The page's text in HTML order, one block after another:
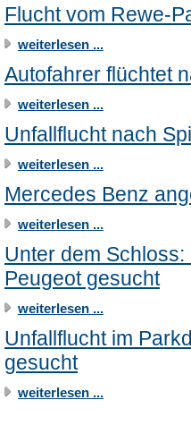
Flucht vom Rewe-
weiterlesen ...
Autofahrer flüchtet
weiterlesen ...
Unfallflucht nach
weiterlesen ...
Mercedes Benz
weiterlesen ...
Unter dem
Peugeot gesucht
weiterlesen ...
Unfallflucht im
gesucht
weiterlesen ...